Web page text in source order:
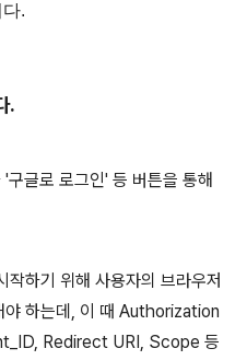
.
.
글로 로그인' 등 버튼을 통해
하기 위해 사용자의 브라우저
하는데, 이 때 Authorization
Redirect URI, Scope 등